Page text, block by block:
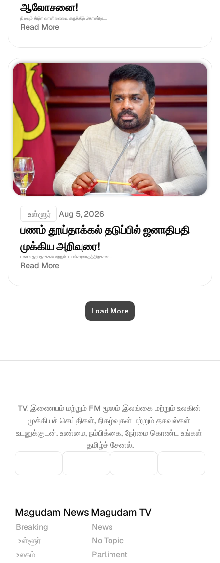
ஆலோசனை!
நிலவும் சீரற்ற வானிலையை கருத்திற் கொண்டு....
Read More
உள்ளூர் Aug 5, 2026
பணம் தூய்தாக்கல் தடுப்பில் ஜனாதிபதி
முக்கிய அறிவுரை!
பணம் தூய்தாக்கல் மற்றும்  பயங்கரவாதத்திற்கான....
Read More
Load More
TV, இணையம் மற்றும் FM மூலம் இலங்கை மற்றும் உலகின்
முக்கியச் செய்திகள், நிகழ்வுகள் மற்றும் தகவல்கள்
உடனுக்குடன். உண்மை, நம்பிக்கை, நேர்மை கொண்ட உங்கள்
தமிழ்ச் சேனல்.
Magudam News
Breaking
உள்ளூர்
உலகம்
Magudam TV
News
No Topic
Parliment